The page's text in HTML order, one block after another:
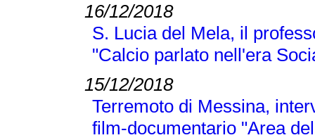
16/12/2018
S. Lucia del Mela, il
"Calcio parlato nell'era
15/12/2018
Terremoto di Messina,
film-documentario "Area